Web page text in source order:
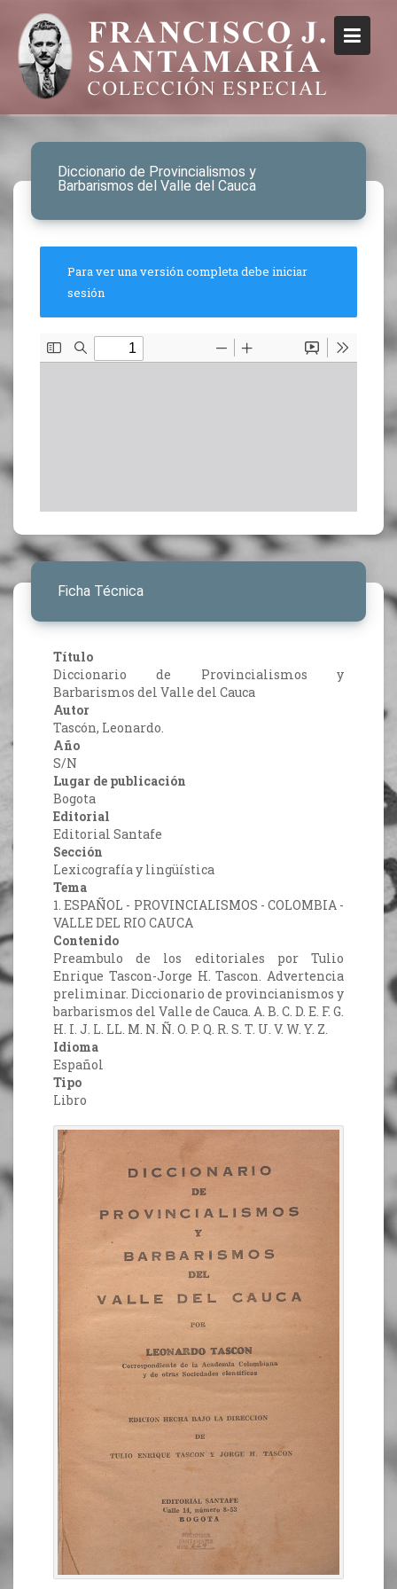
Diccionario de Provincialismos y
Barbarismos del Valle del Cauca
Para ver una versión completa debe iniciar
sesión
Ficha Técnica
Título
Diccionario de Provincialismos y
Barbarismos del Valle del Cauca
Autor
Tascón, Leonardo.
Año
S/N
Lugar de publicación
Bogota
Editorial
Editorial Santafe
Sección
Lexicografía y lingüística
Tema
1. ESPAÑOL - PROVINCIALISMOS - COLOMBIA -
VALLE DEL RIO CAUCA
Contenido
Preambulo de los editoriales por Tulio
Enrique Tascon-Jorge H. Tascon. Advertencia
preliminar. Diccionario de provincianismos y
barbarismos del Valle de Cauca. A. B. C. D. E. F. G.
H. I. J. L. LL. M. N. Ñ. O. P. Q. R. S. T. U. V. W. Y. Z.
Idioma
Español
Tipo
Libro